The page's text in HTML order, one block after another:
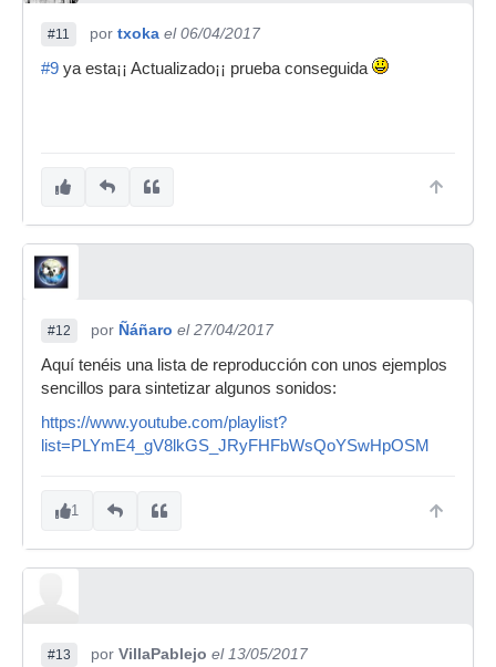
#11 por txoka el 06/04/2017
#9 ya esta¡¡ Actualizado¡¡ prueba conseguida
#12 por Ñáñaro el 27/04/2017
Aquí tenéis una lista de reproducción con unos ejemplos
sencillos para sintetizar algunos sonidos:
https://www.youtube.com/playlist?
list=PLYmE4_gV8lkGS_JRyFHFbWsQoYSwHpOSM
1
#13 por VillaPablejo el 13/05/2017